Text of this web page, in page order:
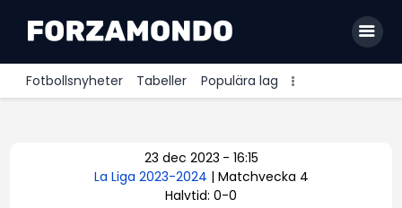
Fotbollsnyheter Tabeller Populära lag
Premier League
23 dec 2023 - 16:15
La Liga 2023-2024 | Matchvecka 4
Halvtid: 0-0